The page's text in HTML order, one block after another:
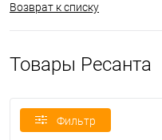
Возврат к списку
Товары Ресанта
Фильтр